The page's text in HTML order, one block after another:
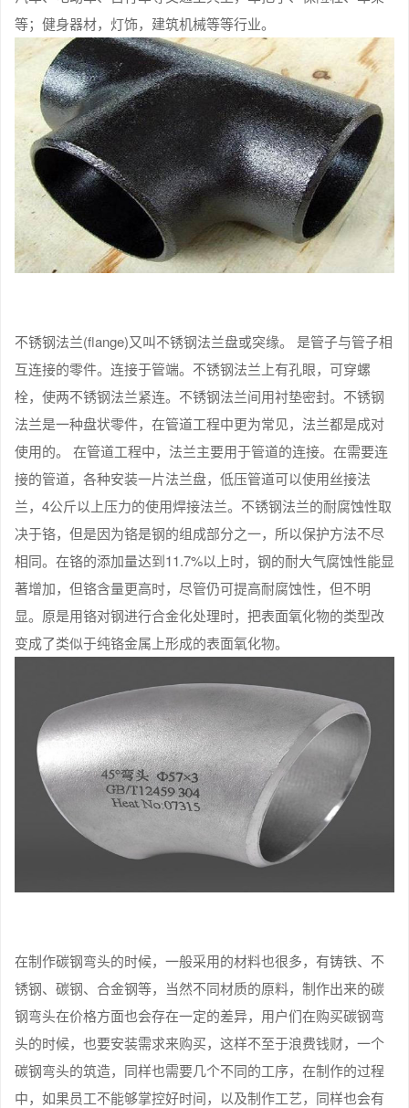
等；健身器材，灯饰，建筑机械等等行业。
不锈钢法兰(flange)又叫不锈钢法兰盘或突缘。 是管子与管子相
互连接的零件。连接于管端。不锈钢法兰上有孔眼，可穿螺
栓，使两不锈钢法兰紧连。不锈钢法兰间用衬垫密封。不锈钢
法兰是一种盘状零件，在管道工程中更为常见，法兰都是成对
使用的。 在管道工程中，法兰主要用于管道的连接。在需要连
接的管道，各种安装一片法兰盘，低压管道可以使用丝接法
兰，4公斤以上压力的使用焊接法兰。不锈钢法兰的耐腐蚀性取
决于铬，但是因为铬是钢的组成部分之一，所以保护方法不尽
相同。在铬的添加量达到11.7%以上时，钢的耐大气腐蚀性能显
著增加，但铬含量更高时，尽管仍可提高耐腐蚀性，但不明
显。原是用铬对钢进行合金化处理时，把表面氧化物的类型改
变成了类似于纯铬金属上形成的表面氧化物。
在制作碳钢弯头的时候，一般采用的材料也很多，有铸铁、不
锈钢、碳钢、合金钢等，当然不同材质的原料，制作出来的碳
钢弯头在价格方面也会存在一定的差异，用户们在购买碳钢弯
头的时候，也要安装需求来购买，这样不至于浪费钱财，一个
碳钢弯头的筑造，同样也需要几个不同的工序，在制作的过程
中，如果员工不能够掌控好时间，以及制作工艺，同样也会有